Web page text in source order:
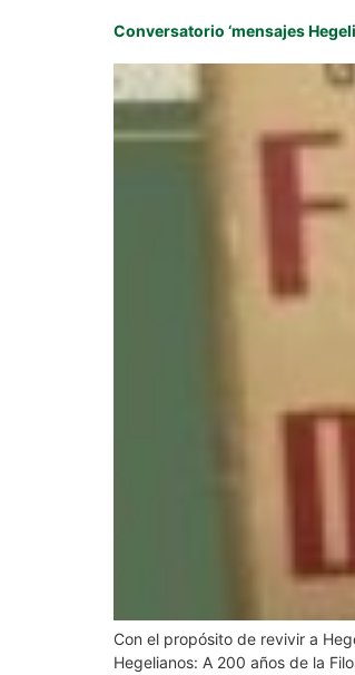
Conversatorio ‘mensajes
Con el propósito de revivir a
Hegelianos: A 200 años de la